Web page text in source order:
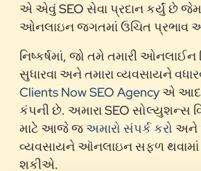
એ એવું SEO સેવા પ્રદાન કર્યું છે
ઓનલાઇન જગતમાં ઉચિત પ્રભાવ
નિષ્કર્ષમાં, જો તમે તમારી ઓનલાઈન
સુધારવા અને તમારા વ્યવસાયને
Clients Now SEO Agency એ
કંપની છે. અમારા SEO સોલ્યુશન્સ
માટે આજે જ અમારો સંપર્ક કરો અને
વ્યવસાયને ઑનલાઇન સફળ થવામાં
શકીએ.